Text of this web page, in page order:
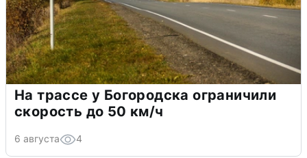
На трассе у Богородска ограничили
скорость до 50 км/ч
6 августа 4